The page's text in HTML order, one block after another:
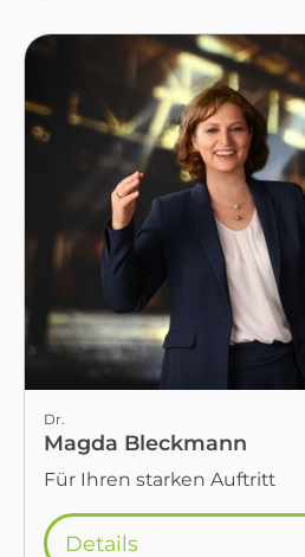
Dr.
Magda Bleckmann
Für Ihren starken Auftritt
Details